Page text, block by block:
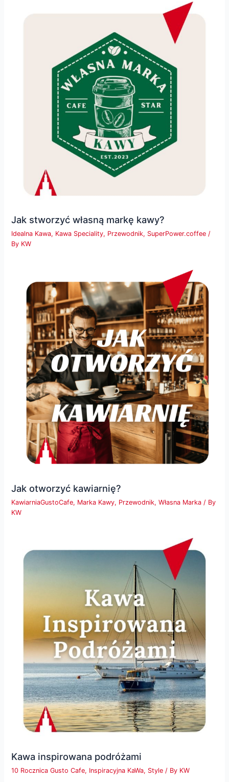
Jak stworzyć własną markę kawy?
Idealna Kawa, Kawa Speciality, Przewodnik, SuperPower.coffee /
By KW
Jak otworzyć kawiarnię?
KawiarniaGustoCafe, Marka Kawy, Przewodnik,Własna Marka / By
KW
Kawa inspirowana podróżami
10 Rocznica Gusto Cafe, Inspiracyjna KaWa, Style / By KW